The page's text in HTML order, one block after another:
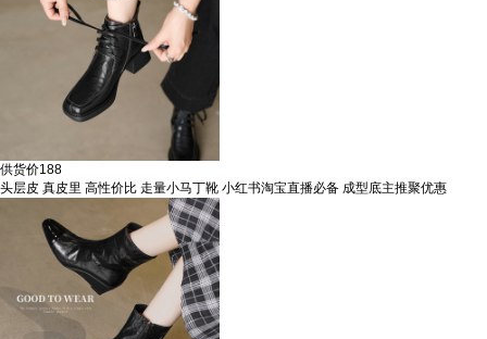
供货价188
头层皮 真皮里 高性价比 走量小马丁靴 小红书淘宝直播必备 成型底主推聚优惠